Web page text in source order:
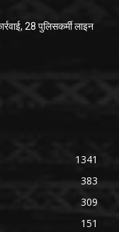
28 पुलिसकर्मी लाइन
1341
383
309
151